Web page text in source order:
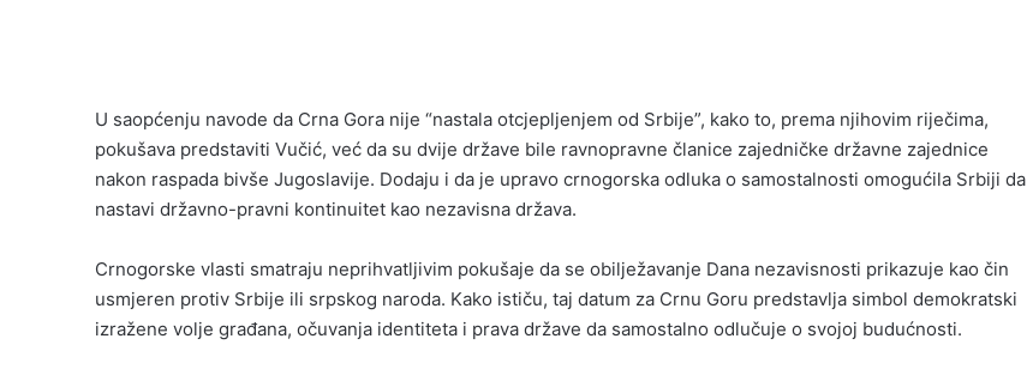
U saopćenju navode da Crna Gora nije “nastala otcjepljenjem od Srbije”, kako to, prema njihovim riječima,
pokušava predstaviti Vučić, već da su dvije države bile ravnopravne članice zajedničke državne zajednice
nakon raspada bivše Jugoslavije. Dodaju i da je upravo crnogorska odluka o samostalnosti omogućila Srbiji da
nastavi državno-pravni kontinuitet kao nezavisna država.
Crnogorske vlasti smatraju neprihvatljivim pokušaje da se obilježavanje Dana nezavisnosti prikazuje kao čin
usmjeren protiv Srbije ili srpskog naroda. Kako ističu, taj datum za Crnu Goru predstavlja simbol demokratski
izražene volje građana, očuvanja identiteta i prava države da samostalno odlučuje o svojoj budućnosti.